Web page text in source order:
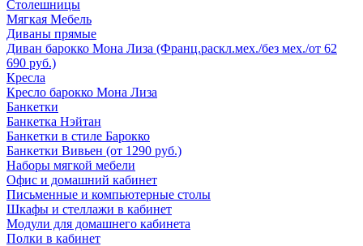
Столешницы
Мягкая Мебель
Диваны прямые
Диван барокко Мона Лиза (Франц.раскл.мех./без мех./от 62
690 руб.)
Кресла
Кресло барокко Мона Лиза
Банкетки
Банкетка Нэйтан
Банкетки в стиле Барокко
Банкетки Вивьен (от 1290 руб.)
Наборы мягкой мебели
Офис и домашний кабинет
Письменные и компьютерные столы
Шкафы и стеллажи в кабинет
Модули для домашнего кабинета
Полки в кабинет